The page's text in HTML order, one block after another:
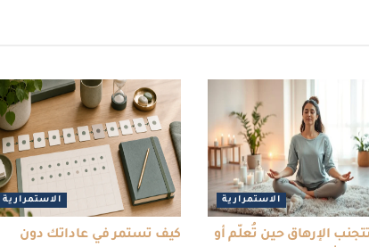
الاستمرارية
الإرهاق حين تُعلّم أو
الاستمرارية
كيف تستمر في عاداتك دون